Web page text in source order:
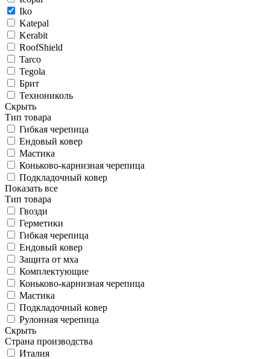
Iko
Katepal
Kerabit
RoofShield
Tarco
Tegola
Брит
Технониколь
Скрыть
Тип товара
Гибкая черепица
Ендовый ковер
Мастика
Коньково-карнизная черепица
Подкладочный ковер
Показать все
Тип товара
Гвозди
Герметики
Гибкая черепица
Ендовый ковер
Защита от мха
Комплектующие
Коньково-карнизная черепица
Мастика
Подкладочный ковер
Рулонная черепица
Скрыть
Страна производства
Италия